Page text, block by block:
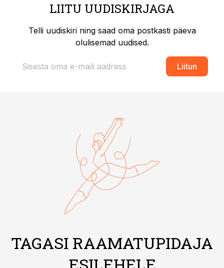
LIITU UUDISKIRJAGA
Telli uudiskiri ning saad oma postkasti päeva
olulisemad uudised.
Liitun
TAGASI RAAMATUPIDAJA